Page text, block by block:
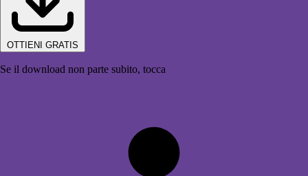
OTTIENI GRATIS
Se il download non parte subito, tocca